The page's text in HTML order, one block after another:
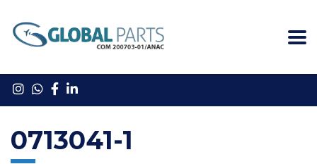
0713041-1